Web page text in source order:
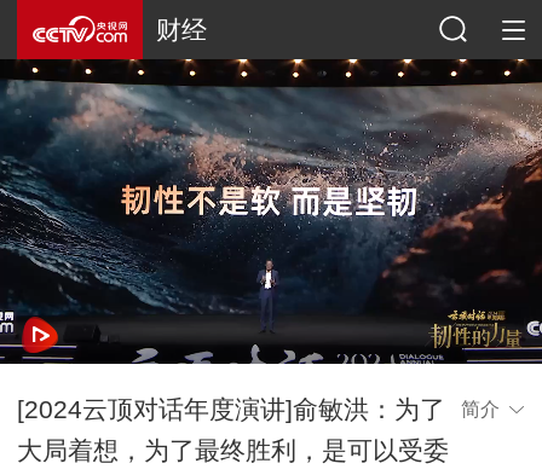
财经
[2024云顶对话年度演讲]俞敏洪：为了
大局着想，为了最终胜利，是可以受委
简介